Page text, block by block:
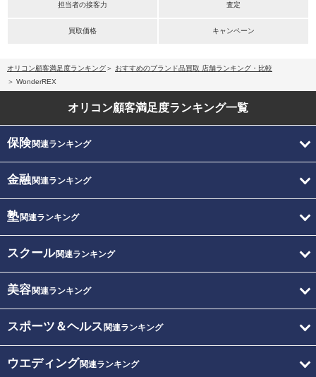
担当者の接客力 査定
買取価格 キャンペーン
オリコン顧客満足度ランキング
おすすめのブランド品買取 店舗ランキング・比較
WonderREX
オリコン顧客満足度ランキング一覧
保険関連ランキング
金融関連ランキング
塾関連ランキング
スクール関連ランキング
美容関連ランキング
スポーツ＆ヘルス 関連ランキング
ウエディング関連ランキング